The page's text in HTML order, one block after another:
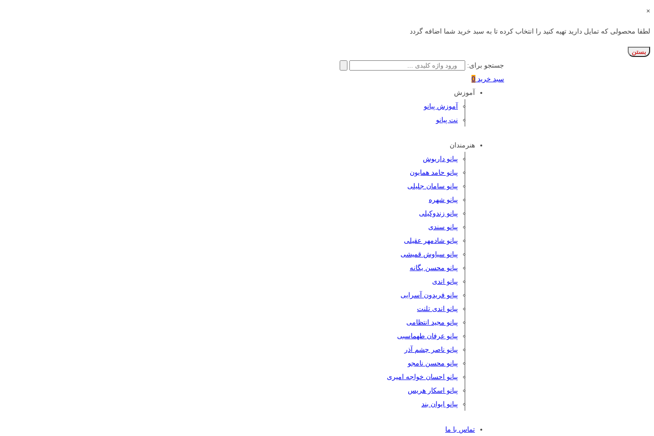
×
لطفا محصولی که تمایل دارید تهیه کنید را انتخاب کرده تا به سبد خرید شما اضافه گردد
بستن
جستجو برای:
سبد خرید 0
آموزش
آموزش پیانو
نت پیانو
هنرمندان
پیانو داریوش
پیانو حامد همایون
پیانو سامان جلیلی
پیانو شهره
پیانو زندوکیلی
پیانو سندی
پیانو شادمهر عقیلی
پیانو سیاوش قمیشی
پیانو محسن یگانه
پیانو اندی
پیانو فریدون آسرایی
پیانو اندی تلنت
پیانو مجید انتظامی
پیانو عرفان طهماسبی
پیانو ناصر چشم آذر
پیانو محسن نامجو
پیانو احسان خواجه امیری
پیانو اسکار هریس
پیانو ایوان بند
تماس با ما